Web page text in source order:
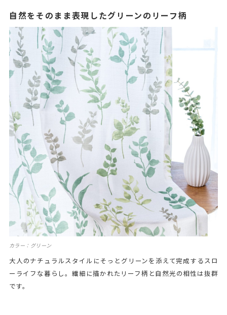
自然をそのまま表現したグリーンのリーフ柄
カラー：グリーン
大人のナチュラルスタイルにそっとグリーンを添えて完成するスロ
ーライフな暮らし。繊細に描かれたリーフ柄と自然光の相性は抜群
です。